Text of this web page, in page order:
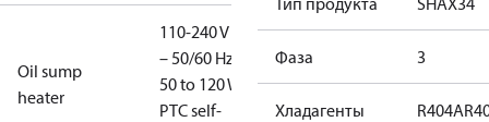
Oil sump
heater
110-240 V - 1
– 50/60 Hz,
50 to 120 W,
PTC self-
Фаза 3
Хладагенты R404A